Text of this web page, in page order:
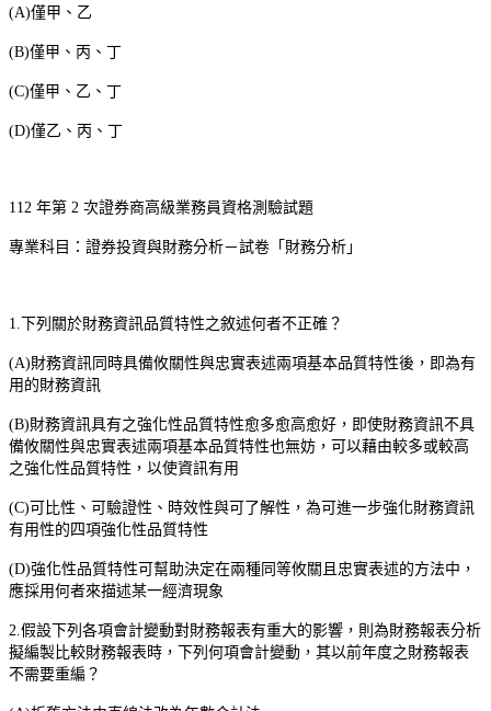
(A)僅甲、乙
(B)僅甲、丙、丁
(C)僅甲、乙、丁
(D)僅乙、丙、丁
112 年第 2 次證券商高級業務員資格測驗試題
專業科目：證券投資與財務分析－試卷「財務分析」
1. 下列關於財務資訊品質特性之敘述何者不正確？
(A)財務資訊同時具備攸關性與忠實表述兩項基本品質特性後，即為有
用的財務資訊
(B)財務資訊具有之強化性品質特性愈多愈高愈好，即使財務資訊不具
備攸關性與忠實表述兩項基本品質特性也無妨，可以藉由較多或較高
之強化性品質特性，以使資訊有用
(C) 可比性、可驗證性、時效性與可了解性，為可進一步強化財務資訊
有用性的四項強化性品質特性
(D)強化性品質特性可幫助決定在兩種同等攸關且忠實表述的方法中，
應採用何者來描述某一經濟現象
2. 假設下列各項會計變動對財務報表有重大的影響，則為財務報表分析
擬編製比較財務報表時，下列何項會計變動，其以前年度之財務報表
不需要重編？